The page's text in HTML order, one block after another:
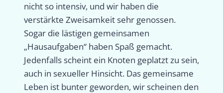
nicht so intensiv, und wir haben die
verstärkte Zweisamkeit sehr genossen.
Sogar die lästigen gemeinsamen
„Hausaufgaben“ haben Spaß gemacht.
Jedenfalls scheint ein Knoten geplatzt zu sein,
auch in sexueller Hinsicht. Das gemeinsame
Leben ist bunter geworden, wir scheinen den